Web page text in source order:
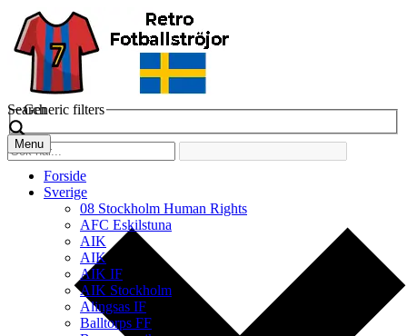
Search
Generic filters
Menu
Forside
Sverige
08 Stockholm Human Rights
AFC Eskilstuna
AIK
AIK
AIK IF
AIK Stockholm
Alingsas IF
Balltorps FF